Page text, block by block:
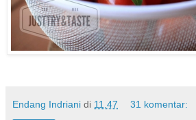
Endang Indriani di 11.47 31 komentar: